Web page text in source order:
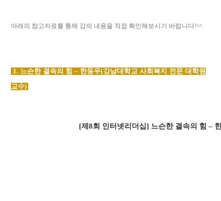
아래의 참고자료를 통해 강의 내용을 직접 확인해보시기 바랍니다!^^
1. 느슨한 결속의 힘 – 한동우(강남대학교 사회복지 전문 대학원
교수)
[제8회 인터넷리더십] 느슨한 결속의 힘 –